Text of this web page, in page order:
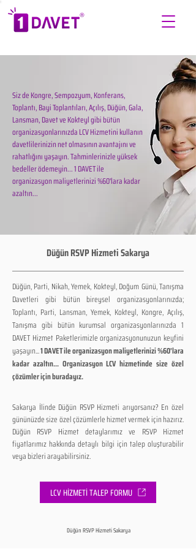
Siz de Kongre, Sempozyum, Konferans,
Toplantı, Bayi Toplantıları, Açılış, Düğün, Gala,
Lansman, Davet ve Kokteyl gibi bütün
organizasyonlarınızda LCV Hizmetini kullanın
davetlilerinizin net olmasının avantajını ve
rahatlığını yaşayın. Tahminlerinizle yüksek
bedeller ödemeyin... 1 DAVET ile
organizasyon maliyetlerinizi %60'lara kadar
azaltın...
Düğün RSVP Hizmeti Sakarya
Düğün, Parti, Nikah, Yemek, Kokteyl, Doğum Günü, Tanışma
Davetleri gibi bütün bireysel organizasyonlarınızda;
Toplantı, Parti, Lansman, Yemek, Kokteyl, Kongre, Açılış,
Tanışma gibi bütün kurumsal organizasyonlarınızda 1
DAVET Hizmet Paketlerimizle organizasyonunuzun keyfini
yaşayın...1 DAVET ile organizasyon maliyetlerinizi %60'lara
kadar azaltın... Organizasyon LCV hizmetinde size özel
çözümler için buradayız.
Sakarya İlinde Düğün RSVP Hizmeti arıyorsanız? En özel
gününüzde size özel çözümlerle hizmet vermek için hazırız.
Düğün RSVP Hizmet detaylarımız ve RSVP Hizmet
fiyatlarımız hakkında detaylı bilgi için talep oluşturabilir
veya bizleri arayabilirsiniz.
LCV HİZMETİ TALEP FORMU
Düğün RSVP Hizmeti Sakarya